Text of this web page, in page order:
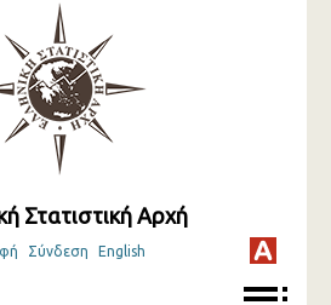
Στατιστική Αρχή
Σύνδεση English